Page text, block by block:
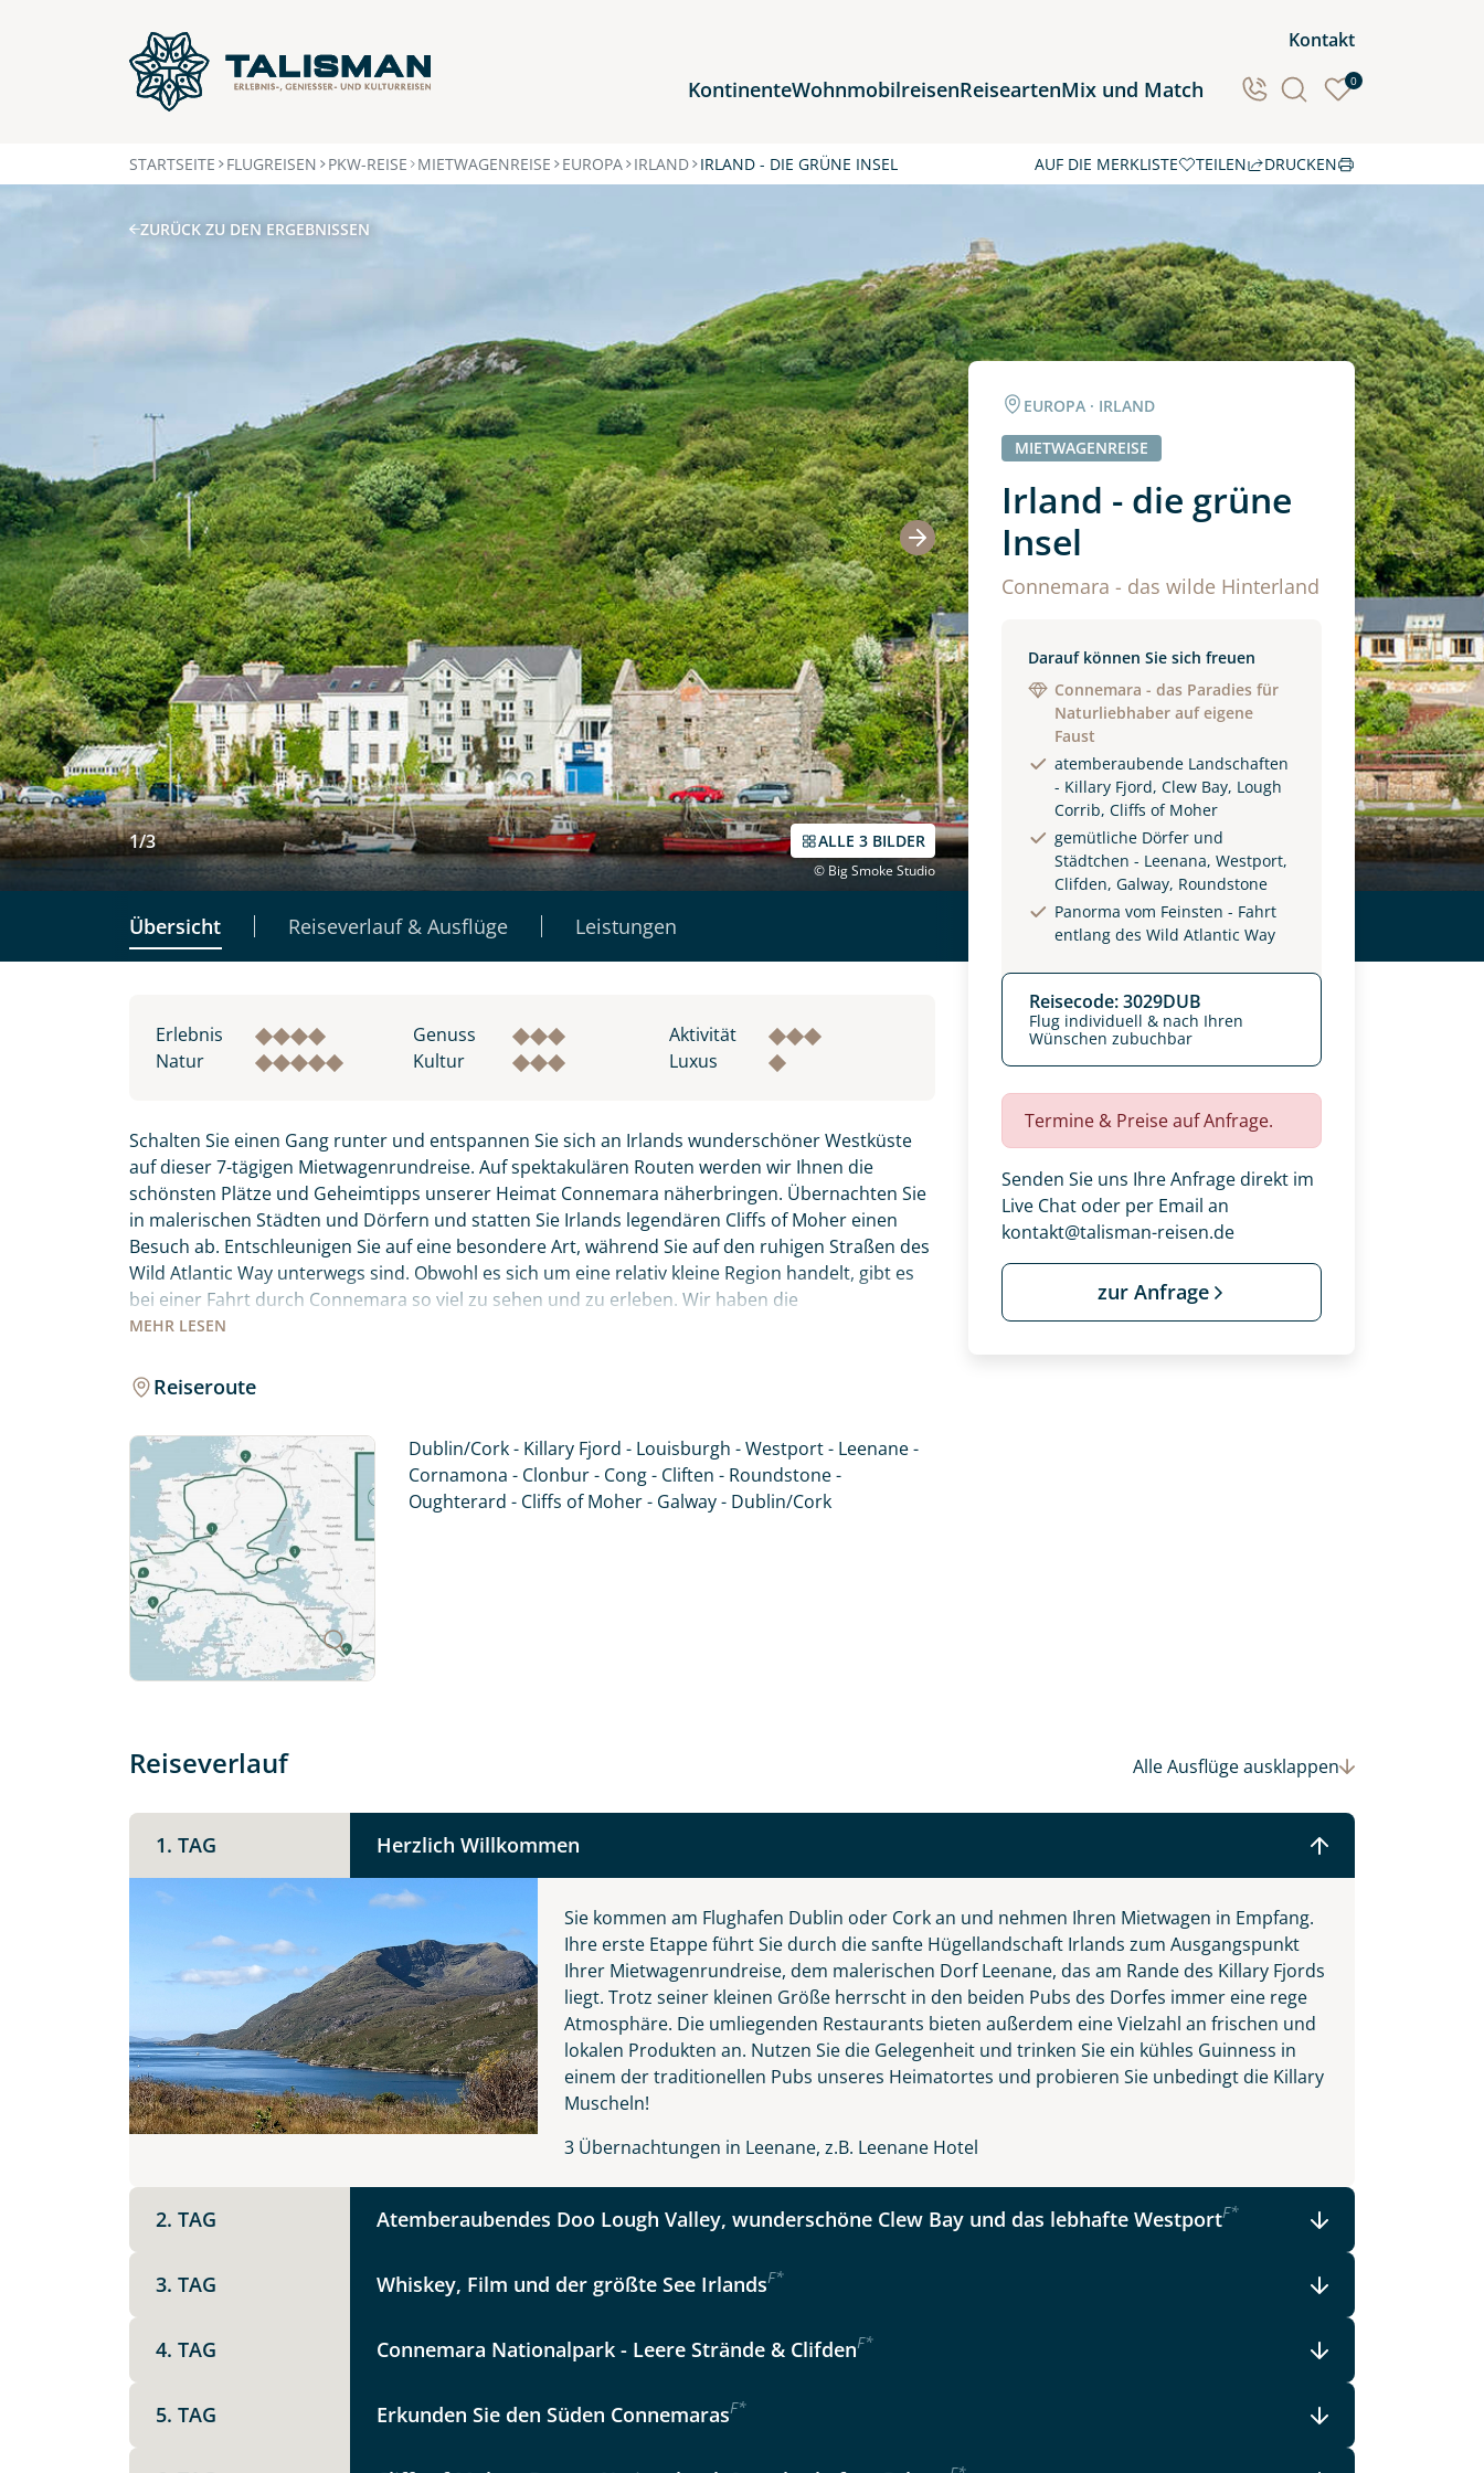
Kontakt
KontinenteWohnmobilreisenReiseartenMix und Match 0
Merkliste
Keine Reisen auf der Merkliste
Reiseziele
Nordamerika
STARTSEITE FLUGREISEN PKW-REISE MIETWAGENREISE EUROPA IRLAND IRLAND - DIE GRÜNE INSEL AUF DIE MERKLISTE TEILEN
Teile diese Reise
Irland - die grüne Insel
Facebook Instagram
WhatsApp
Telegram per E-Mail senden
DRUCKEN
ZURÜCK ZU DEN ERGEBNISSEN
1/3 ALLE 3 BILDER
© Big Smoke Studio
Übersicht Reiseverlauf & Ausflüge Leistungen
EUROPA · IRLAND
MIETWAGENREISE
Irland - die grüne
Insel
Connemara - das wilde Hinterland
Darauf können Sie sich freuen
Connemara - das Paradies für
Naturliebhaber auf eigene
Faust
atemberaubende Landschaften
- Killary Fjord, Clew Bay, Lough
Corrib, Cliffs of Moher
gemütliche Dörfer und
Städtchen - Leenana, Westport,
Clifden, Galway, Roundstone
Panorma vom Feinsten - Fahrt
entlang des Wild Atlantic Way
Reisecode: 3029DUB
Flug individuell & nach Ihren
Wünschen zubuchbar
Termine & Preise auf Anfrage.
Senden Sie uns Ihre Anfrage direkt im
Live Chat oder per Email an
kontakt@talisman-reisen.de
zur Anfrage
Erlebnis Genuss
Aktivität
Natur
Kultur Luxus
MEHR LESEN
Schalten Sie einen Gang runter und entspannen Sie sich an Irlands wunderschöner Westküste
auf dieser 7-tägigen Mietwagenrundreise. Auf spektakulären Routen werden wir Ihnen die
schönsten Plätze und Geheimtipps unserer Heimat Connemara näherbringen. Übernachten Sie
in malerischen Städten und Dörfern und statten Sie Irlands legendären Cliffs of Moher einen
Besuch ab. Entschleunigen Sie auf eine besondere Art, während Sie auf den ruhigen Straßen des
Wild Atlantic Way unterwegs sind. Obwohl es sich um eine relativ kleine Region handelt, gibt es
bei einer Fahrt durch Connemara so viel zu sehen und zu erleben. Wir haben die
spektakulärsten Routen für Sie ausgewählt - durch einsame Täler und an Irlands einzigem Fjord
Fahren Sie entlang der berühmtesten und atemberaubendsten Küstenroute Irlands - dem Wild
Reiseroute
Dublin/Cork - Killary Fjord - Louisburgh - Westport - Leenane -
Cornamona - Clonbur - Cong - Cliften - Roundstone -
Oughterard - Cliffs of Moher - Galway - Dublin/Cork
Reiseverlauf Alle Ausflügeausklappen
1. TAG Herzlich Willkommen
Sie kommen am Flughafen Dublin oder Cork an und nehmen Ihren Mietwagen in Empfang.
Ihre erste Etappe führt Sie durch die sanfte Hügellandschaft Irlands zum Ausgangspunkt
Ihrer Mietwagenrundreise, dem malerischen Dorf Leenane, das am Rande des Killary Fjords
liegt. Trotz seiner kleinen Größe herrscht in den beiden Pubs des Dorfes immer eine rege
Atmosphäre. Die umliegenden Restaurants bieten außerdem eine Vielzahl an frischen und
lokalen Produkten an. Nutzen Sie die Gelegenheit und trinken Sie ein kühles Guinness in
einem der traditionellen Pubs unseres Heimatortes und probieren Sie unbedingt die Killary
Muscheln!
3 Übernachtungen in Leenane, z.B. Leenane Hotel
2. TAG Atemberaubendes Doo Lough Valley, wunderschöne Clew Bay und das lebhafte WestportF*
3. TAG Whiskey, Film und der größte See IrlandsF*
4. TAG Connemara Nationalpark - Leere Strände & ClifdenF*
5. TAG Erkunden Sie den Süden ConnemarasF*
Individuelle Anfrage
Herzlichen Dank für Ihre Kontaktaufnahme! Ihr Urlaub - so individuell wie Sie. Teilen Sie uns Ihre Wunschtermine für die Reise
mit. Wir prüfen die Verfügbarkeit und kontaktieren Sie, um alles Weitere zu besprechen. Gemeinsam gestalten wir Ihre
Traumreise.
Persönliche Daten
Vorname
Anzahl Erwachsener Anzahl Kinder Alter
Unterkunft
DZ
EZ Familienzimmer
Reisebeginn
Option 1
Weitere Informationen